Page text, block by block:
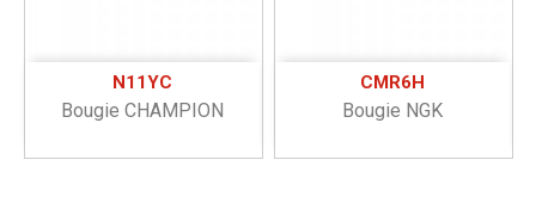
N11YC
Bougie CHAMPION
CMR6H
Bougie NGK